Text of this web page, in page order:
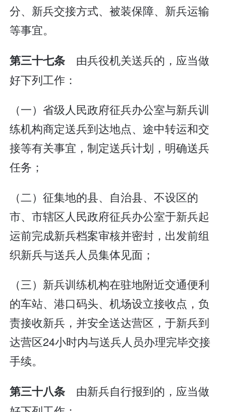
分、新兵交接方式、被装保障、新兵运输
等事宜。
第三十七条 由兵役机关送兵的，应当做
好下列工作：
（一）省级人民政府征兵办公室与新兵训
练机构商定送兵到达地点、途中转运和交
接等有关事宜，制定送兵计划，明确送兵
任务；
（二）征集地的县、自治县、不设区的
市、市辖区人民政府征兵办公室于新兵起
运前完成新兵档案审核并密封，出发前组
织新兵与送兵人员集体见面；
（三）新兵训练机构在驻地附近交通便利
的车站、港口码头、机场设立接收点，负
责接收新兵，并安全送达营区，于新兵到
达营区24小时内与送兵人员办理完毕交接
手续。
第三十八条 由新兵自行报到的，应当做